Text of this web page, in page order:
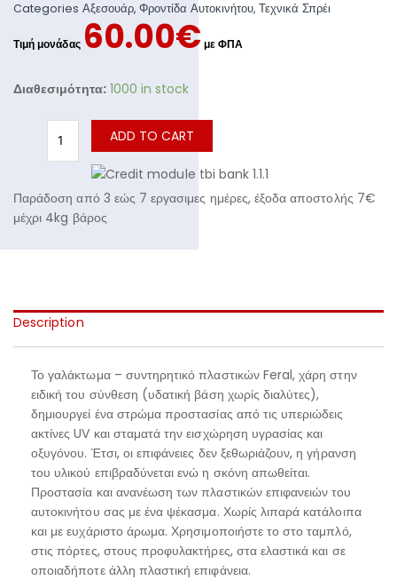
Categories Αξεσουάρ,Φροντίδα Αυτοκινήτου,Τεχνικά Σπρέι
60.00€
Διαθεσιμότητα: 1000 in stock
ADD TO CART
Παράδοση από 3 εώς 7 εργασιμες ημέρες, έξοδα αποστολής 7€
μέχρι 4kg βάρος
Description
Το γαλάκτωμα – συντηρητικό πλαστικών Feral, χάρη στην
ειδική του σύνθεση (υδατική βάση χωρίς διαλύτες),
δημιουργεί ένα στρώμα προστασίας από τις υπεριώδεις
ακτίνες UV και σταματά την εισχώρηση υγρασίας και
οξυγόνου. Έτσι, οι επιφάνειες δεν ξεθωριάζουν, η γήρανση
του υλικού επιβραδύνεται ενώ η σκόνη απωθείται.
Προστασία και ανανέωση των πλαστικών επιφανειών του
αυτοκινήτου σας με ένα ψέκασμα. Χωρίς λιπαρά κατάλοιπα
και με ευχάριστο άρωμα. Χρησιμοποιήστε το στο ταμπλό,
στις πόρτες, στους προφυλακτήρες, στα ελαστικά και σε
οποιαδήποτε άλλη πλαστική επιφάνεια.